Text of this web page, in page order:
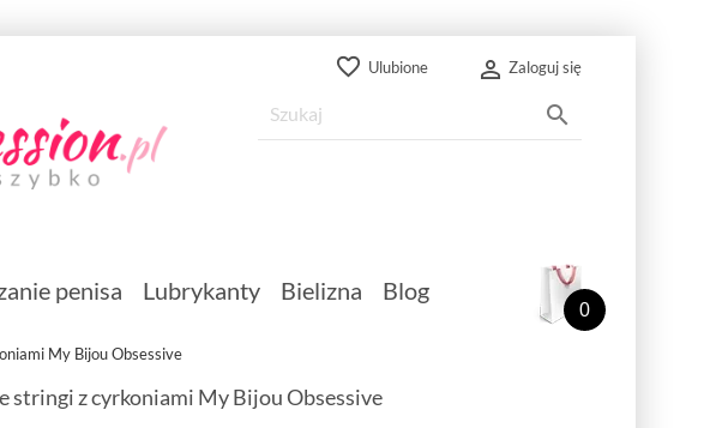
favorite_border Ulubione  Zaloguj się

0
penisa Lubrykanty Bielizna Blog
My Bijou Obsessive
stringi z cyrkoniami My Bijou Obsessive